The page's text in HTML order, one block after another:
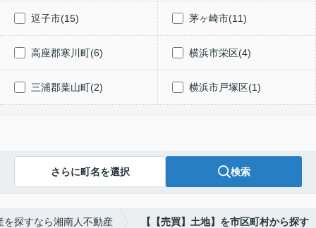
逗子市(15) 茅ヶ崎市(11)
高座郡寒川町(6) 横浜市栄区(4)
三浦郡葉山町(2) 横浜市戸塚区(1)
さらに町名を選択 検索
を探すなら湘南人不動産 【【売買】土地】を市区町村から探す